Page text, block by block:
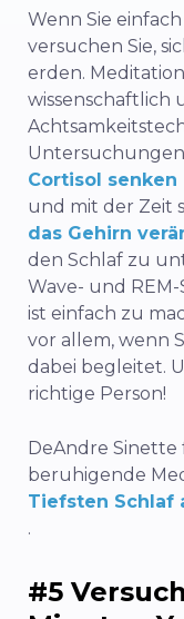
Wenn Sie
versuchen Sie,
erden.
wissenschaftlich
Untersuchungen
Cortisol senken
und mit der Zeit
das Gehirn
den Schlaf zu
Wave- und
ist einfach zu
vor allem, wenn
dabei begleitet.
richtige Person!
DeAndre
beruhigende
Tiefsten Schlaf
.
#5